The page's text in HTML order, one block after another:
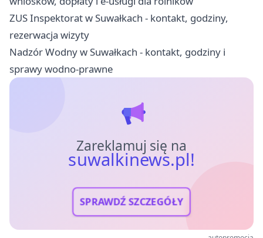
ZUS Inspektorat w Suwałkach - kontakt, godziny,
rezerwacja wizyty
Nadzór Wodny w Suwałkach - kontakt, godziny i
sprawy wodno-prawne
Zareklamuj się na
suwalkinews.pl!
SPRAWDŹ SZCZEGÓŁY